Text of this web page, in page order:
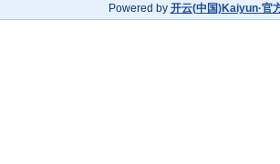
Powered by 开云(中国)Kaiyun·官